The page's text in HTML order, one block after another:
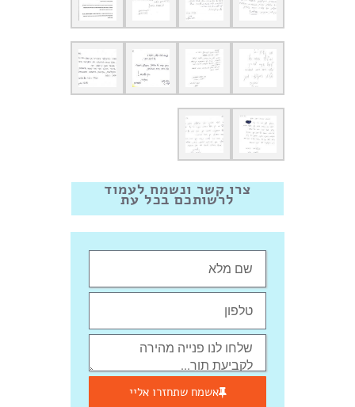
צרו קשר ונשמח לעמוד
לרשותכם בכל עת
אשמח שתחזרו אליי